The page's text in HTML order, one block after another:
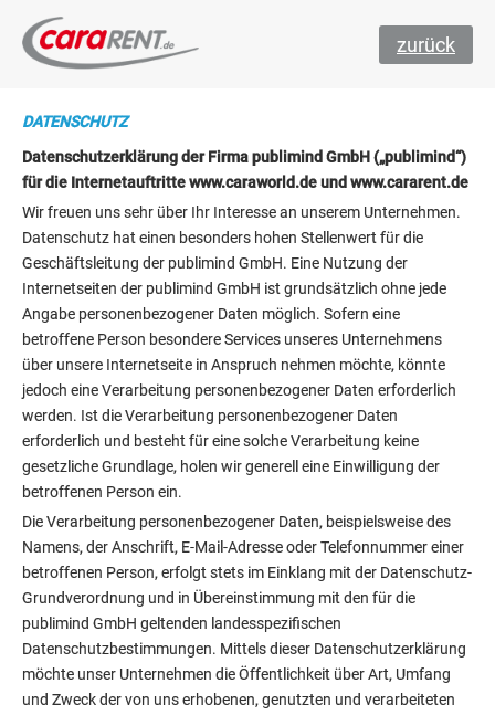
zurück
DATENSCHUTZ
Datenschutzerklärung der Firma publimind GmbH („publimind“)
für die Internetauftritte www.caraworld.de und www.cararent.de
Wir freuen uns sehr über Ihr Interesse an unserem Unternehmen.
Datenschutz hat einen besonders hohen Stellenwert für die
Geschäftsleitung der publimind GmbH. Eine Nutzung der
Internetseiten der publimind GmbH ist grundsätzlich ohne jede
Angabe personenbezogener Daten möglich. Sofern eine
betroffene Person besondere Services unseres Unternehmens
über unsere Internetseite in Anspruch nehmen möchte, könnte
jedoch eine Verarbeitung personenbezogener Daten erforderlich
werden. Ist die Verarbeitung personenbezogener Daten
erforderlich und besteht für eine solche Verarbeitung keine
gesetzliche Grundlage, holen wir generell eine Einwilligung der
betroffenen Person ein.
Die Verarbeitung personenbezogener Daten, beispielsweise des
Namens, der Anschrift, E-Mail-Adresse oder Telefonnummer einer
betroffenen Person, erfolgt stets im Einklang mit der Datenschutz-
Grundverordnung und in Übereinstimmung mit den für die
publimind GmbH geltenden landesspezifischen
Datenschutzbestimmungen. Mittels dieser Datenschutzerklärung
möchte unser Unternehmen die Öffentlichkeit über Art, Umfang
und Zweck der von uns erhobenen, genutzten und verarbeiteten